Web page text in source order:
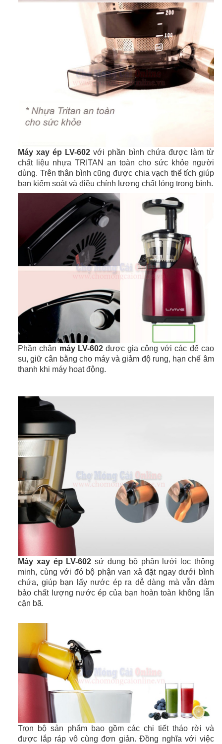
Máy xay ép LV-602 với phần bình chứa được làm từ
chất liệu nhựa TRITAN an toàn cho sức khỏe người
dùng. Trên thân bình cũng được chia vạch thể tích giúp
bạn kiểm soát và điều chỉnh lượng chất lỏng trong bình.
Phần chân máy LV-602được gia công với các đế cao
su, giữ cân bằng cho máy và giảm độ rung, hạn chế âm
thanh khi máy hoạt động.
Máy xay ép LV-602 sử dụng bộ phận lưới lọc thông
minh, cùng với đó bộ phận van xả đặt ngay dưới bình
chứa, giúp bạn lấy nước ép ra dễ dàng mà vẫn đảm
bảo chất lượng nước ép của bạn hoàn toàn không lẫn
cặn bã.
Trọn bộ sản phẩm bao gồm các chi tiết tháo rời và
được lắp ráp vô cùng đơn giản. Đồng nghĩa với việc